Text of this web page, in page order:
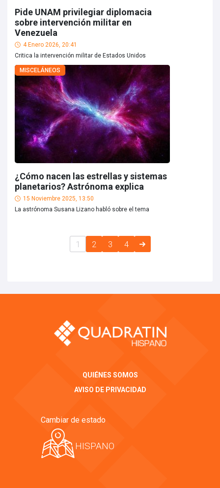
Pide UNAM privilegiar diplomacia
sobre intervención militar en
Venezuela
4 Enero 2026, 20:41
Critica la intervención militar de Estados Unidos
MISCELÁNEOS
¿Cómo nacen las estrellas y sistemas
planetarios? Astrónoma explica
15 Noviembre 2025, 13:50
La astrónoma Susana Lizano habló sobre el tema
1 2 3 4
QUIÉNES SOMOS
AVISO DE PRIVACIDAD
Cambiar de estado
HISPANO